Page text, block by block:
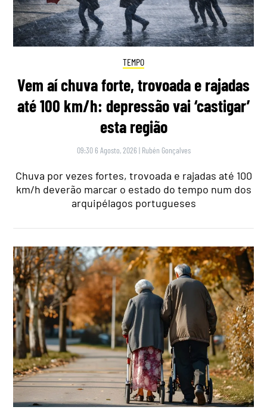
TEMPO
Vem aí chuva forte, trovoada e rajadas
até 100 km/h: depressão vai ‘castigar’
esta região
09:30 6 Agosto, 2026 | Rubén Gonçalves
Chuva por vezes fortes, trovoada e rajadas até 100
km/h deverão marcar o estado do tempo num dos
arquipélagos portugueses